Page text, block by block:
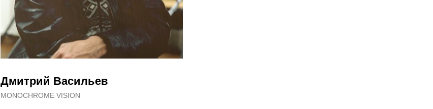
Дмитрий Васильев
MONOCHROME VISION